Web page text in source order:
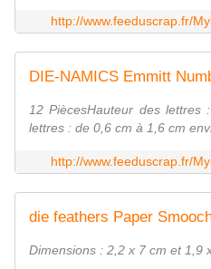
http://www.feeduscrap.fr/
12 PiècesHauteur des lettres
lettres : de 0,6 cm à 1,6 cm
http://www.feeduscrap.fr/
die feathers Paper
Dimensions : 2,2 x 7 cm et 1,9